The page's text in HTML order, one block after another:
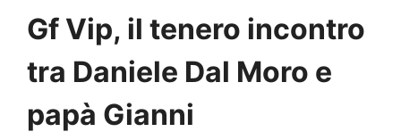
Gf Vip, il tenero incontro
tra Daniele Dal Moro e
papà Gianni